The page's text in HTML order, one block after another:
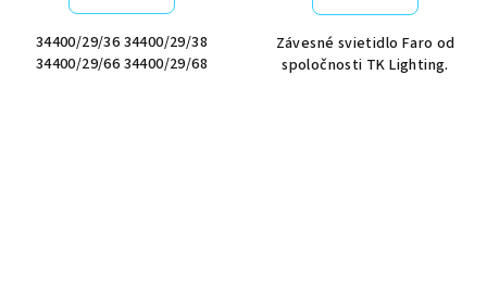
34400/29/36 34400/29/38
34400/29/66 34400/29/68
Závesné svietidlo Faro od
spoločnosti TK Lighting.